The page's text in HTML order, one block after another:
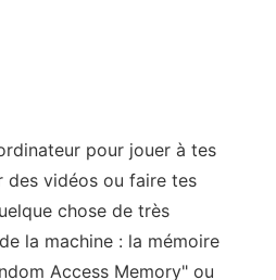
pour jouer à tes
des vidéos ou faire tes
chose de très
la machine : la mémoire
Access Memory" ou